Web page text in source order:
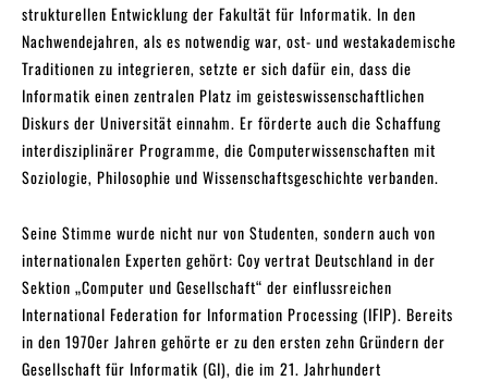
strukturellen Entwicklung der Fakultät für Informatik. In den
Nachwendejahren, als es notwendig war, ost- und westakademische
Traditionen zu integrieren, setzte er sich dafür ein, dass die
Informatik einen zentralen Platz im geisteswissenschaftlichen
Diskurs der Universität einnahm. Er förderte auch die Schaffung
interdisziplinärer Programme, die Computerwissenschaften mit
Soziologie, Philosophie und Wissenschaftsgeschichte verbanden.
Seine Stimme wurde nicht nur von Studenten, sondern auch von
internationalen Experten gehört: Coy vertrat Deutschland in der
Sektion „Computer und Gesellschaft“ der einflussreichen
International Federation for Information Processing (IFIP). Bereits
in den 1970er Jahren gehörte er zu den ersten zehn Gründern der
Gesellschaft für Informatik (GI), die im 21. Jahrhundert